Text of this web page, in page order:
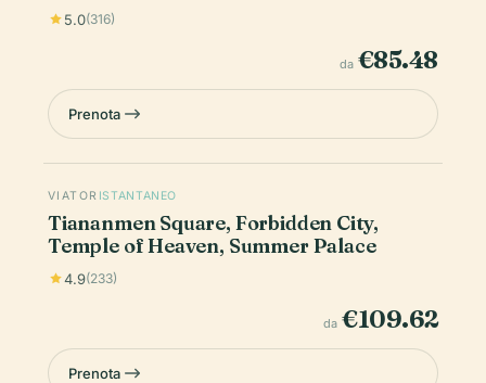
5.0(316)
da €85.48
Prenota
VIATOR ISTANTANEO
Tiananmen Square, Forbidden City,
Temple of Heaven, Summer Palace
4.9(233)
da €109.62
Prenota